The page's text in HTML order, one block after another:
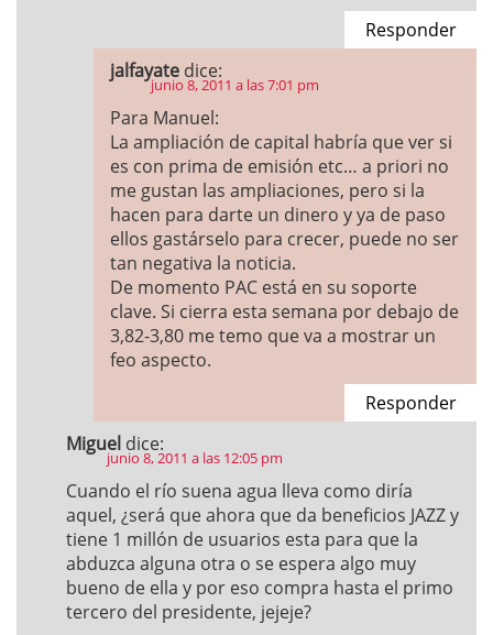
Responder
jalfayate dice:
junio 8, 2011 a las 7:01 pm
Para Manuel:
La ampliación de capital habría que ver si
es con prima de emisión etc… a priori no
me gustan las ampliaciones, pero si la
hacen para darte un dinero y ya de paso
ellos gastárselo para crecer, puede no ser
tan negativa la noticia.
De momento PAC está en su soporte
clave. Si cierra esta semana por debajo de
3,82-3,80 me temo que va a mostrar un
feo aspecto.
Responder
Miguel dice:
junio 8, 2011 a las 12:05 pm
Cuando el río suena agua lleva como diría
aquel, ¿será que ahora que da beneficios JAZZ y
tiene 1 millón de usuarios esta para que la
abduzca alguna otra o se espera algo muy
bueno de ella y por eso compra hasta el primo
tercero del presidente, jejeje?